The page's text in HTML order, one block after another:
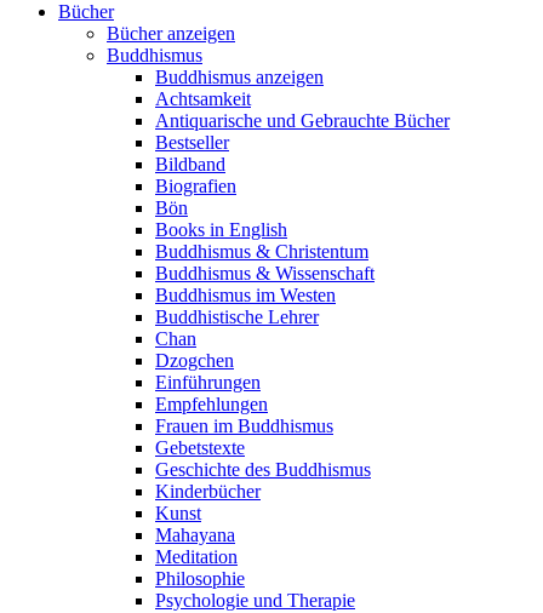
Bücher
Bücher anzeigen
Buddhismus
Buddhismus anzeigen
Achtsamkeit
Antiquarische und Gebrauchte Bücher
Bestseller
Bildband
Biografien
Bön
Books in English
Buddhismus & Christentum
Buddhismus & Wissenschaft
Buddhismus im Westen
Buddhistische Lehrer
Chan
Dzogchen
Einführungen
Empfehlungen
Frauen im Buddhismus
Gebetstexte
Geschichte des Buddhismus
Kinderbücher
Kunst
Mahayana
Meditation
Philosophie
Psychologie und Therapie